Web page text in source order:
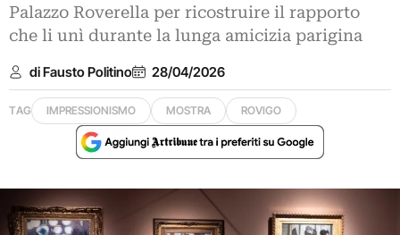
Palazzo Roverella per ricostruire il rapporto
che li unì durante la lunga amicizia parigina
di Fausto Politino 28/04/2026
TAG IMPRESSIONISMO MOSTRA ROVIGO